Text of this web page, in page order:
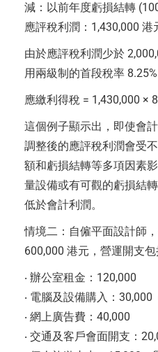
減：以前年度虧損結轉
應評稅利潤：1,430,000 港
由於應評稅利潤少於
用兩級制的首段稅率 8.25%
應繳利得稅 = 1,430,000 ×
這個例子顯示出，即使會
調整後的應評稅利潤會受
額和虧損結轉等多項因素
量設備或有可觀的虧損結
低於會計利潤。
情境二：自僱平面設計師
600,000 港元，營運開支包
‧ 辦公室租金：120,000
‧ 電腦及設備購入：30,000
‧ 網上廣告費：40,000
‧ 交通及客戶會面開支：